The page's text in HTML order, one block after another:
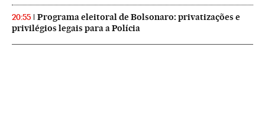
20:55
Programa eleitoral de Bolsonaro: privatizações e
privilégios legais para a Polícia